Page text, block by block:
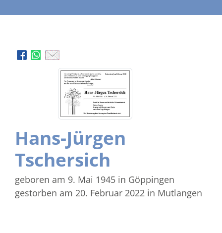
Hans-Jürgen
Tschersich
geboren am 9. Mai 1945 in Göppingen
gestorben am 20. Februar 2022 in Mutlangen